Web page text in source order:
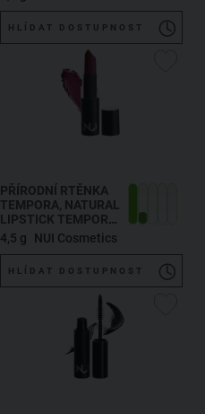
HLÍDAT DOSTUPNOST
PŘÍRODNÍ RTĚNKA
TEMPORA , NATURAL
LIPSTICK TEMPORA
4,5 G
4,5 g NUI Cosmetics
HLÍDAT DOSTUPNOST